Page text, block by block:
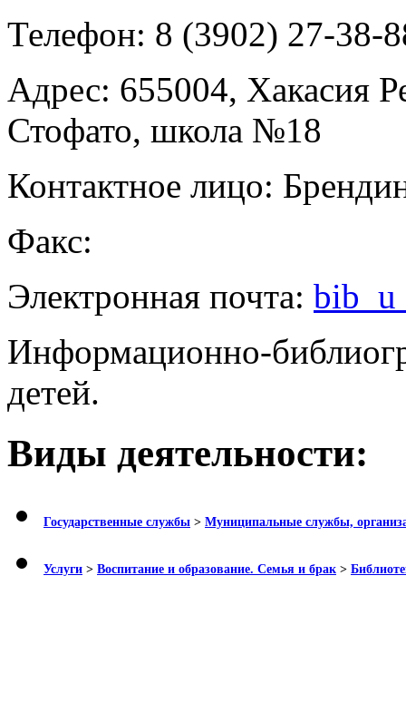
Телефон: 8 (3902) 27-38-
Адрес: 655004, Хакасия
Стофато, школа №18
Контактное лицо:
Факс:
Электронная почта:
Информационно-
детей.
Виды деятельности:
Государственные службы > Муниципальные службы,
Услуги > Воспитание и образование. Семья и брак >